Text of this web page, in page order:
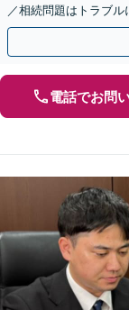
／相続問題はトラブ
分割協議の経験多数【
電話でお問